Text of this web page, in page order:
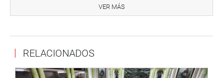
Instituto de Defensa Legal y Rossana Cueva, directora del
programa periodístico “Panorama”, para abordar la forma
telefónicas realizadas.
A la misma hora, el parlamentario Richard Acuña Núñez,
VER MÁS
RELACIONADOS